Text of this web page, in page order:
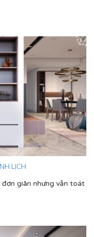
LỊCH
giãn nhưng vẫn toát